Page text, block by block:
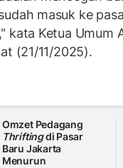
masuk ke
kata Ketua Umum
(21/11/2025).
Omzet Pedagang
Thriftingdi Pasar
Baru Jakarta
Menurun